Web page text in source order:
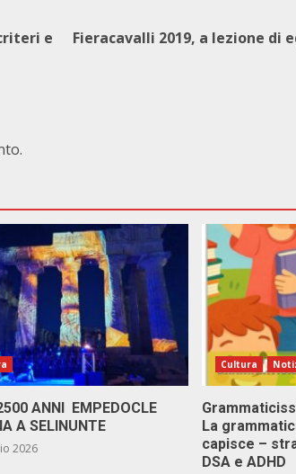
e
Fieracavalli 2019, a lezione di
ANNI EMPEDOCLE
A SELINUNTE
2026
Cultura
La
capisce –
DSA e ADHD